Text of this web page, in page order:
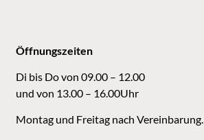
Öffnungszeiten
Di bis Do von 09.00 – 12.00
und von 13.00 – 16.00Uhr
Montag und Freitag nach Vereinbarung.